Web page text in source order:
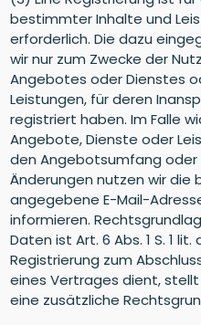
bestimmter Inhalte und
erforderlich. Die dazu
wir nur zum Zwecke der
Angebotes oder Dienstes
Leistungen, für deren
registriert haben. Im Falle
Angebote, Dienste oder
den Angebotsumfang
Änderungen nutzen wir die
angegebene E-Mail-
informieren.
Daten ist Art. 6 Abs. 1 S. 1
Registrierung zum
eines Vertrages dient, stellt
eine zusätzliche